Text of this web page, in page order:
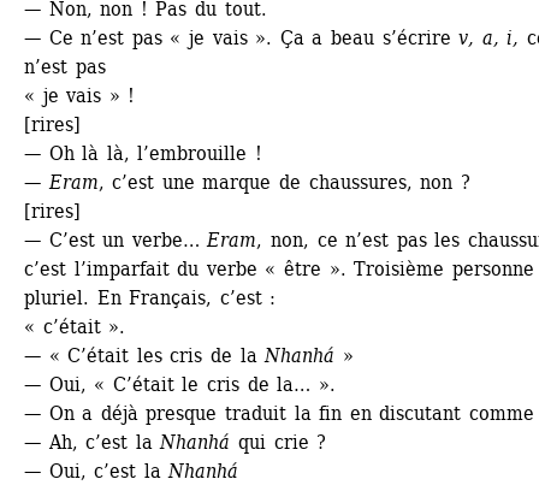
— Non, non ! Pas du tout.
— Ce n’est pas « je vais ». Ça a beau s’écrire v, a, i,
n’est pas
« je vais » !
[rires]
— Oh là là, l’embrouille !
— Eram, c’est une marque de chaussures, non ?
[rires]
— C’est un verbe… Eram, non, ce n’est pas les
c’est l’imparfait du verbe « être ». Troisième personne
pluriel. En Français, c’est :
« c’était ».
— « C’était les cris de la Nhanhá »
— Oui, « C’était le cris de la… ».
— On a déjà presque traduit la fin en discutant comme
— Ah, c’est la Nhanhá qui crie ?
— Oui, c’est la Nhanhá